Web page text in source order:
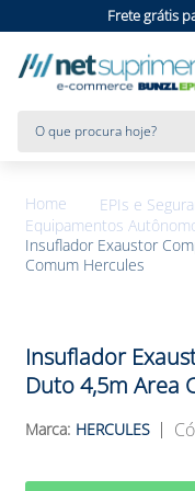
Frete grátis
EPIs e
Equipamentos
Insuflador Exaustor
Comum Hercules
Insuflador
Duto 4,5m Area
HERCULES